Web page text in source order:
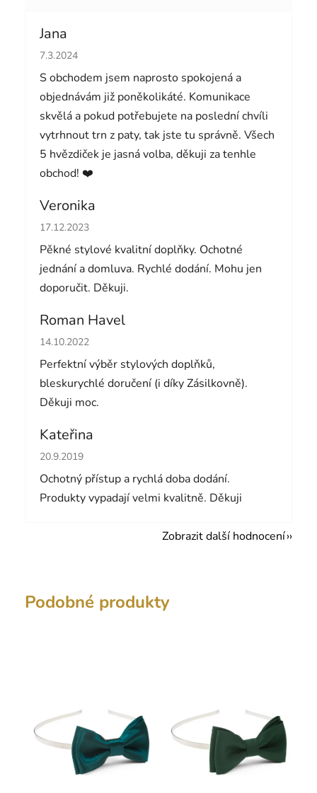
Jana
Hodnocení obchodu je 5 z 5 hvězdiček.
7.3.2024
S obchodem jsem naprosto spokojená a
objednávám již poněkolikáté. Komunikace
skvělá a pokud potřebujete na poslední chvíli
vytrhnout trn z paty, tak jste tu správně. Všech
5 hvězdiček je jasná volba, děkuji za tenhle
obchod! ❤️
Veronika
Hodnocení obchodu je 5 z 5 hvězdiček.
17.12.2023
Pěkné stylové kvalitní doplňky. Ochotné
jednání a domluva. Rychlé dodání. Mohu jen
doporučit. Děkuji.
Roman Havel
Hodnocení obchodu je 5 z 5 hvězdiček.
14.10.2022
Perfektní výběr stylových doplňků,
bleskurychlé doručení (i díky Zásilkovně).
Děkuji moc.
Kateřina
Hodnocení obchodu je 5 z 5 hvězdiček.
20.9.2019
Ochotný přístup a rychlá doba dodání.
Produkty vypadají velmi kvalitně. Děkuji
Zobrazit další hodnocení
Podobné produkty